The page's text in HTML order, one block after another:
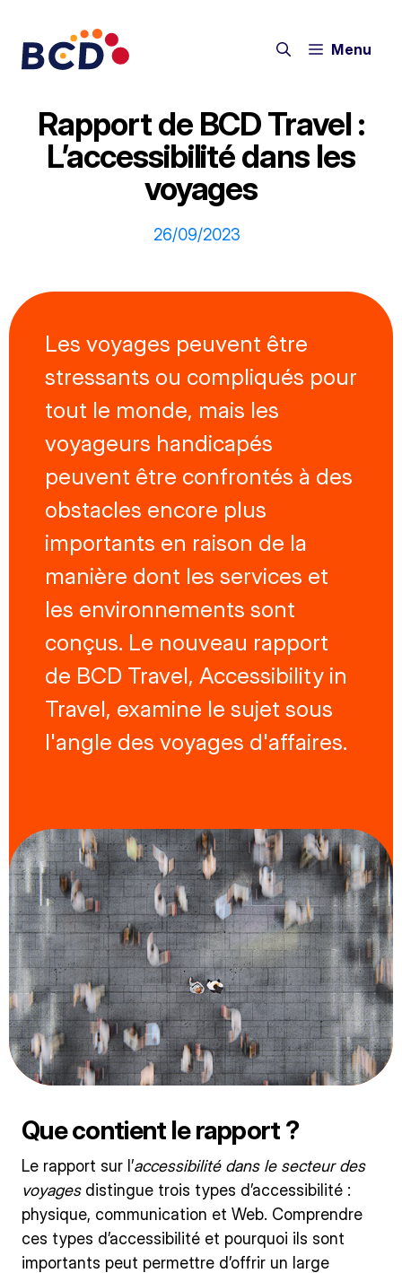
contenu
Menu
Rapport de BCD Travel :
L’accessibilité dans les
voyages
26/09/2023
Les voyages peuvent être
stressants ou compliqués pour
tout le monde, mais les
voyageurs handicapés
peuvent être confrontés à des
obstacles encore plus
importants en raison de la
manière dont les services et
les environnements sont
conçus. Le nouveau rapport
de BCD Travel, Accessibility in
Travel, examine le sujet sous
l'angle des voyages d'affaires.
Que contient le rapport ?
Le rapport sur l’accessibilité dans le secteur des
voyagesdistingue trois types d’accessibilité :
physique, communication et Web. Comprendre
ces types d’accessibilité et pourquoi ils sont
importants peut permettre d’offrir un large